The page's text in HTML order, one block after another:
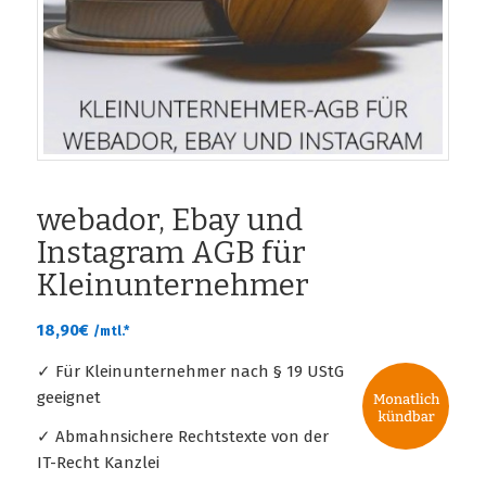
webador, Ebay und
Instagram AGB für
Kleinunternehmer
18,90€ /mtl.*
✓ Für Kleinunternehmer nach § 19 UStG
geeignet
✓ Abmahnsichere Rechtstexte von der
IT-Recht Kanzlei